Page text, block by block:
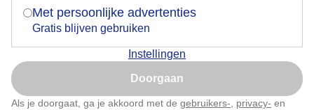
Met persoonlijke advertenties
Gratis blijven gebruiken
Instellingen
Doorgaan
Als je doorgaat, ga je akkoord met de gebruikers- privacy- en
Zingende Roodborst op een zonnige lentedag.
Door: Adri Joosse
Nu niet, misschien later
Klik hierom dit aan te passen